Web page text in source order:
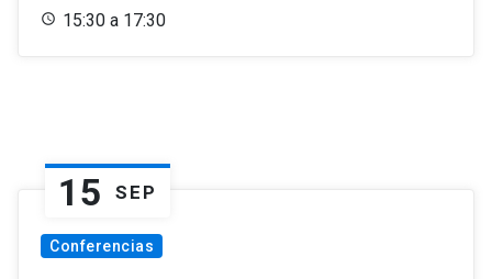
15:30 a 17:30
15 SEP
Conferencias